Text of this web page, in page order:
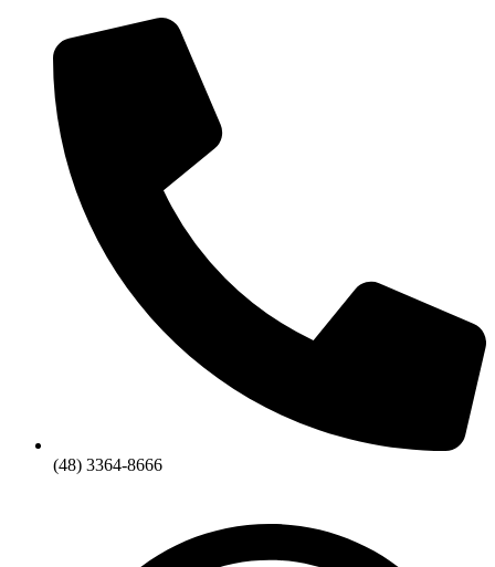
(48) 3364-8666